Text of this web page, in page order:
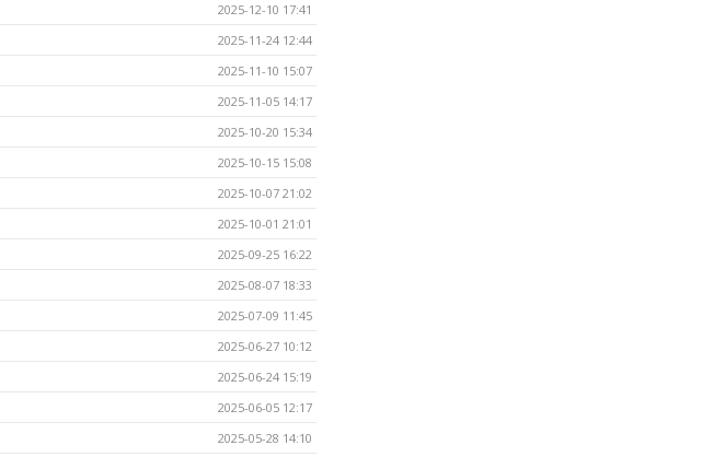
2025-12-10 17:41
2025-11-24 12:44
2025-11-10 15:07
2025-11-05 14:17
2025-10-20 15:34
2025-10-15 15:08
2025-10-07 21:02
2025-10-01 21:01
2025-09-25 16:22
2025-08-07 18:33
2025-07-09 11:45
2025-06-27 10:12
2025-06-24 15:19
2025-06-05 12:17
2025-05-28 14:10